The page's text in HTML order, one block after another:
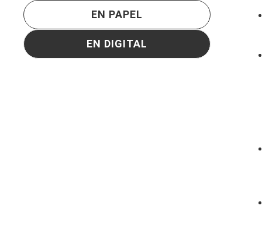
EN PAPEL
EN DIGITAL